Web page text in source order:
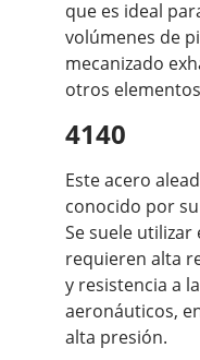
que es ideal
volúmenes de
mecanizado
otros
4140
Este acero
conocido por
Se suele
requieren alta
y resistencia a
aeronáuticos,
alta presión.